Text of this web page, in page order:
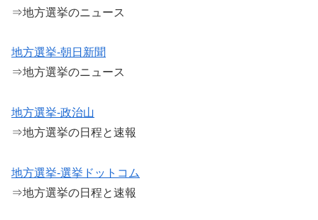
⇒地方選挙のニュース
地方選挙-朝日新聞
⇒地方選挙のニュース
地方選挙-政治山
⇒地方選挙の日程と速報
地方選挙-選挙ドットコム
⇒地方選挙の日程と速報